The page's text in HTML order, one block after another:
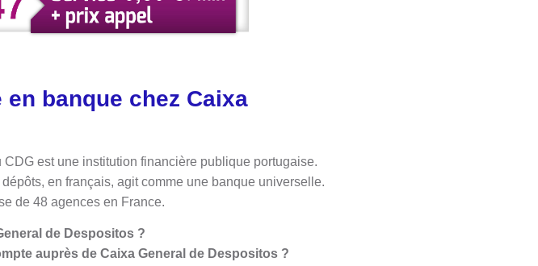
banque chez Caixa
est une institution financière publique portugaise.
en français, agit comme une banque universelle.
de 48 agences en France.
de Despositos ?
auprès de Caixa General de Despositos ?